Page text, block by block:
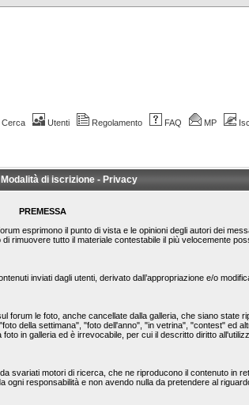
Cerca Utenti Regolamento FAQ MP
di iscrizione - Privacy
PREMESSA
esprimono il punto di vista e le opinioni degli autori dei
rimuovere tutto il materiale contestabile il più velocemente
inviati dagli utenti, derivato dall’appropriazione e/o
le foto, anche cancellate dalla galleria, che siano state
della settimana", "foto dell'anno", "in vetrina", "contest" ed
in galleria ed è irrevocabile, per cui il descritto diritto
svariati motori di ricerca, che ne riproducono il contenuto in
responsabilità e non avendo nulla da pretendere al